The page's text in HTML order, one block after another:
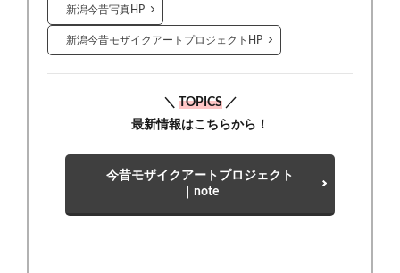
新潟今昔写真HP
新潟今昔モザイクアートプロジェクトHP
＼ TOPICS／
最新情報はこちらから！
今昔モザイクアートプロジェクト
｜note